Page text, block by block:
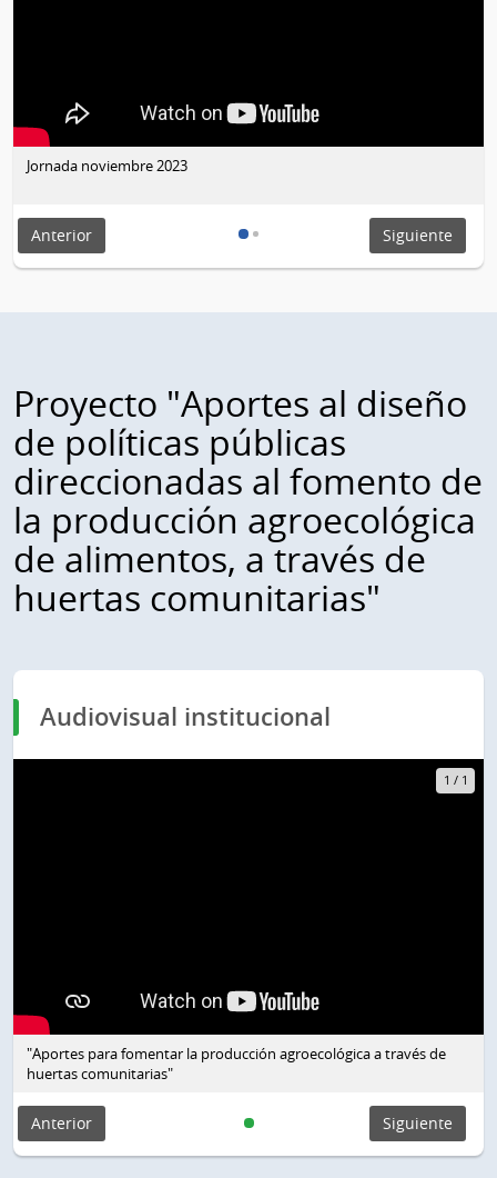
Jornada noviembre 2023
Anterior Siguiente
Proyecto "Aportes al diseño
de políticas públicas
direccionadas al fomento de
la producción agroecológica
de alimentos, a través de
huertas comunitarias"
Audiovisual institucional
1 / 1
"Aportes para fomentar la producción agroecológica a través de
huertas comunitarias"
Anterior Siguiente